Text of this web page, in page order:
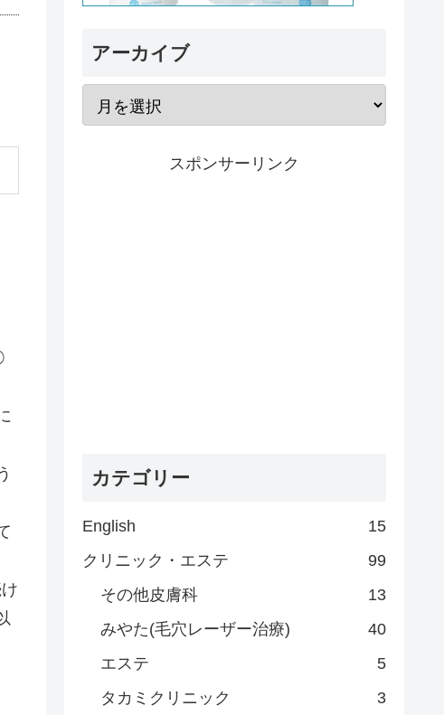
アーカイブ
スポンサーリンク
カテゴリー
English
15
クリニック・エステ
99
その他皮膚科
13
みやた(毛穴レーザー治療)
40
エステ
5
タカミクリニック
3